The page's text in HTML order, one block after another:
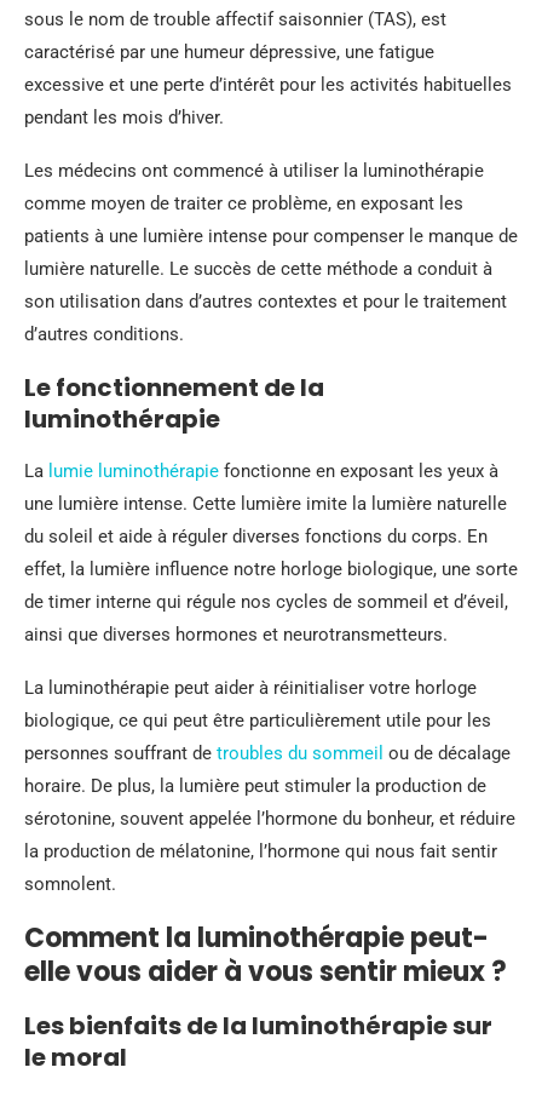
sous le nom de trouble affectif saisonnier (TAS), est
caractérisé par une humeur dépressive, une fatigue
excessive et une perte d’intérêt pour les activités habituelles
pendant les mois d’hiver.
Les médecins ont commencé à utiliser la luminothérapie
comme moyen de traiter ce problème, en exposant les
patients à une lumière intense pour compenser le manque de
lumière naturelle. Le succès de cette méthode a conduit à
son utilisation dans d’autres contextes et pour le traitement
d’autres conditions.
Le fonctionnement de la
luminothérapie
La lumie luminothérapie fonctionne en exposant les yeux à
une lumière intense. Cette lumière imite la lumière naturelle
du soleil et aide à réguler diverses fonctions du corps. En
effet, la lumière influence notre horloge biologique, une sorte
de timer interne qui régule nos cycles de sommeil et d’éveil,
ainsi que diverses hormones et neurotransmetteurs.
La luminothérapie peut aider à réinitialiser votre horloge
biologique, ce qui peut être particulièrement utile pour les
personnes souffrant de troubles du sommeil ou de décalage
horaire. De plus, la lumière peut stimuler la production de
sérotonine, souvent appelée l’hormone du bonheur, et réduire
la production de mélatonine, l’hormone qui nous fait sentir
somnolent.
Comment la luminothérapie peut-
elle vous aider à vous sentir mieux ?
Les bienfaits de la luminothérapie sur
le moral